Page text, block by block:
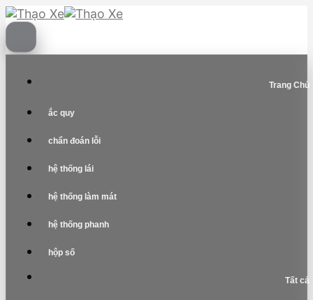
Skip
to
content
Trang Chủ
ắc quy
chẩn đoán lỗi
hệ thống lái
hệ thống làm mát
hệ thống phanh
hộp số
Tất cả